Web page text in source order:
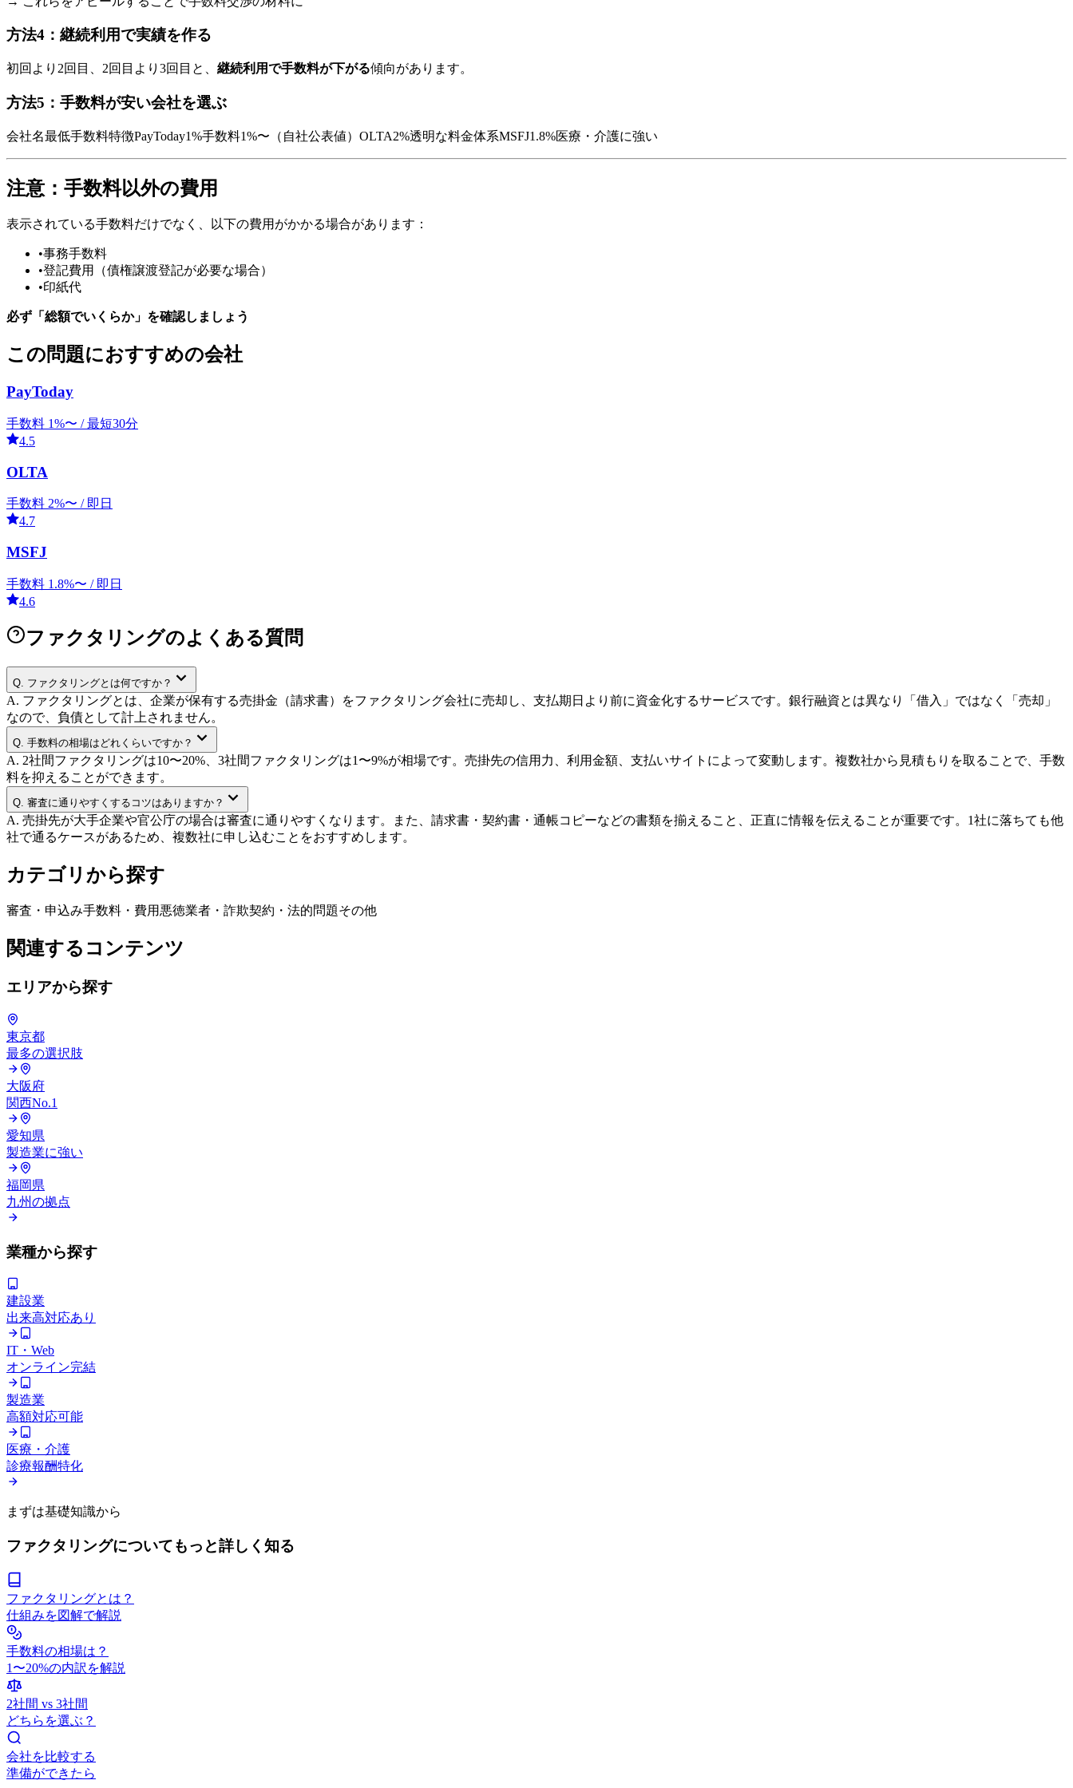
方法4：継続利用で実績を作る
初回より2回目、2回目より3回目と、 継続利用で手数料が下がる傾向があります。
方法5：手数料が安い会社を選ぶ
会社名最低手数料特徴PayToday1%手数料1%〜（自社公表値）OLTA2%透明な料金体系MSFJ1.8%医療・介護に強い
注意：手数料以外の費用
表示されている手数料だけでなく、以下の費用がかかる場合があります：
•事務手数料
•登記費用（債権譲渡登記が必要な場合）
•印紙代
必ず「総額でいくらか」を確認しましょう
この問題におすすめの会社
PayToday
手数料 1%〜 /最短30分
4.5
OLTA
手数料 2%〜 / 即日
4.7
MSFJ
手数料 1.8%〜 / 即日
4.6
ファクタリングのよくある質問
Q. ファクタリングとは何ですか？
A. ファクタリングとは、企業が保有する売掛金（請求書）をファクタリング会社に売却し、支払期日より前に資金化するサービスです。銀行融資とは異なり「借入」ではなく「売却」
なので、負債として計上されません。
Q. 手数料の相場はどれくらいですか？
A. 2社間ファクタリングは10〜20%、3社間ファクタリングは1〜9%が相場です。売掛先の信用力、利用金額、支払いサイトによって変動します。複数社から見積もりを取ることで、手数
料を抑えることができます。
Q. 審査に通りやすくするコツはありますか？
A. 売掛先が大手企業や官公庁の場合は審査に通りやすくなります。また、請求書・契約書・通帳コピーなどの書類を揃えること、正直に情報を伝えることが重要です。1社に落ちても他
社で通るケースがあるため、複数社に申し込むことをおすすめします。
カテゴリから探す
審査・申込み手数料・費用悪徳業者・詐欺契約・法的問題その他
関連するコンテンツ
エリアから探す
東京都
最多の選択肢
大阪府
関西No.1
愛知県
製造業に強い
福岡県
九州の拠点
業種から探す
建設業
出来高対応あり
IT・Web
オンライン完結
製造業
高額対応可能
医療・介護
診療報酬特化
まずは基礎知識から
ファクタリングについてもっと詳しく知る
ファクタリングとは？
仕組みを図解で解説
手数料の相場は？
1〜20%の内訳を解説
2社間 vs 3社間
どちらを選ぶ？
会社を比較する
準備ができたら